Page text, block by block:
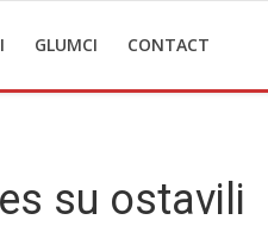
GLUMCI CONTACT
su ostavili